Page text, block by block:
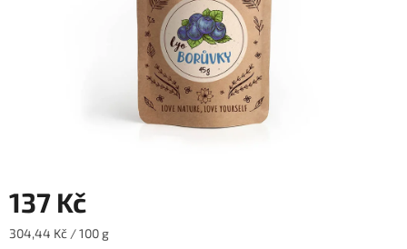
137 Kč
Měrná
304,44 Kč / 100 g